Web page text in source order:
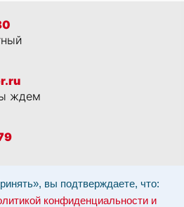
вы подтверждаете, что:
конфиденциальности и
ждем
и обращаясь к нам, вы:Соглашаетесь с
и использованием cookie-файлов,